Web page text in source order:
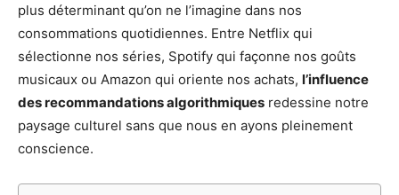
plus déterminant qu’on ne l’imagine dans nos
consommations quotidiennes. Entre Netflix qui
sélectionne nos séries, Spotify qui façonne nos goûts
musicaux ou Amazon qui oriente nos achats, l’influence
des recommandations algorithmiques redessine notre
paysage culturel sans que nous en ayons pleinement
conscience.